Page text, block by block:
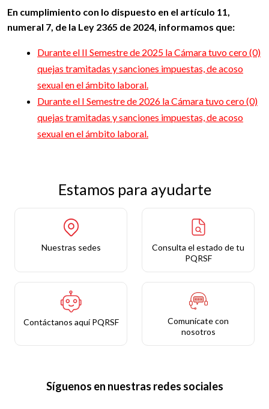
En cumplimiento con lo dispuesto en el artículo 11,
numeral 7, de la Ley 2365 de 2024, informamos que:
Durante el II Semestre de 2025 la Cámara tuvo cero (0)
quejas tramitadas y sanciones impuestas, de acoso
sexual en el ámbito laboral.
Durante el I Semestre de 2026 la Cámara tuvo cero (0)
quejas tramitadas y sanciones impuestas, de acoso
sexual en el ámbito laboral.
Estamos para ayudarte
Nuestras sedes
Consulta el estado de tu
PQRSF
Contáctanos aquí PQRSF
Comunícate con
nosotros
Síguenos en nuestras redes sociales